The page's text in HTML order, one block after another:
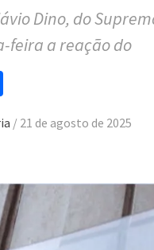
Dino, do
feira a reação do
/ 21 de agosto de 2025